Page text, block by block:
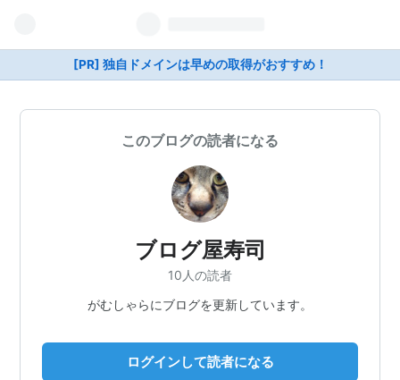
[PR] 独自ドメインは早めの取得がおすすめ！
このブログの読者になる
ブログ屋寿司
10人の読者
がむしゃらにブログを更新しています。
ログインして読者になる